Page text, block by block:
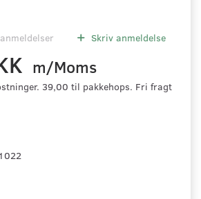
anmeldelser Skriv anmeldelse
m/Moms
39,00 til pakkehops. Fri fragt